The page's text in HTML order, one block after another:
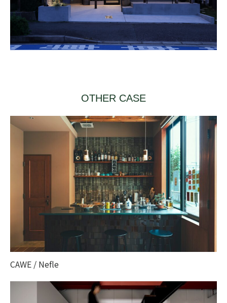
OTHER CASE
CAWE / Nefle